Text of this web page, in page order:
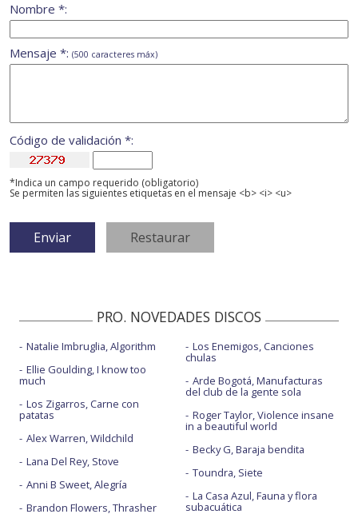
Nombre *:
Mensaje *: (500 caracteres máx)
Código de validación *:
*Indica un campo requerido (obligatorio)
Se permiten las siguientes etiquetas en el mensaje <b> <i> <u>
PRO. NOVEDADES DISCOS
Natalie Imbruglia, Algorithm
Ellie Goulding, I know too
much
Los Zigarros, Carne con
patatas
Alex Warren, Wildchild
Lana Del Rey, Stove
Anni B Sweet, Alegría
Brandon Flowers, Thrasher
Los Enemigos, Canciones
chulas
Arde Bogotá, Manufacturas
del club de la gente sola
Roger Taylor, Violence insane
in a beautiful world
Becky G, Baraja bendita
Toundra, Siete
La Casa Azul, Fauna y flora
subacuática